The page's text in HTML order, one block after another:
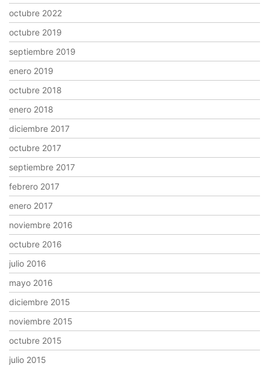
octubre 2022
octubre 2019
septiembre 2019
enero 2019
octubre 2018
enero 2018
diciembre 2017
octubre 2017
septiembre 2017
febrero 2017
enero 2017
noviembre 2016
octubre 2016
julio 2016
mayo 2016
diciembre 2015
noviembre 2015
octubre 2015
julio 2015